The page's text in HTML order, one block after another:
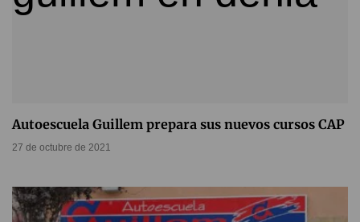
Autoescuela Guillem prepara sus nuevos cursos CAP
27 de octubre de 2021